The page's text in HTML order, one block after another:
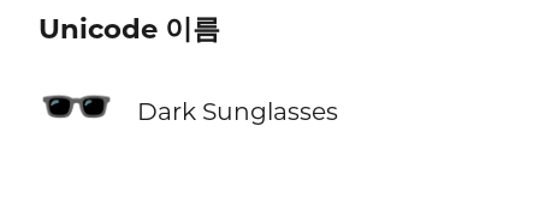
Unicode 이름
🕶️ Dark Sunglasses